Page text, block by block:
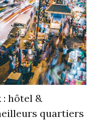
: hôtel &
quartiers